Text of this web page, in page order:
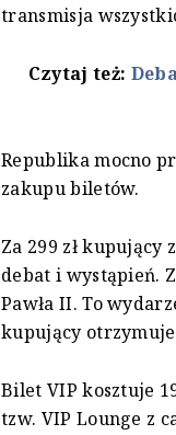
transmisja
Czytaj też:
Republika mocno
zakupu biletów.
Za 299 zł
debat i wystąpień.
Pawła II. To
kupujący
Bilet VIP kosztuje
tzw. VIP Lounge z